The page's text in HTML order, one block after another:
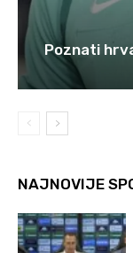
Poznati
NAJNOVIJE